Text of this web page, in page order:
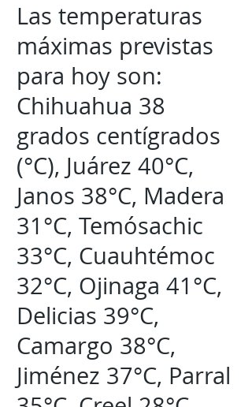
Las temperaturas
máximas previstas
para hoy son:
Chihuahua 38
grados centígrados
(°C), Juárez 40°C,
Janos 38°C, Madera
31°C, Temósachic
33°C, Cuauhtémoc
32°C, Ojinaga 41°C,
Delicias 39°C,
Camargo 38°C,
Jiménez 37°C, Parral